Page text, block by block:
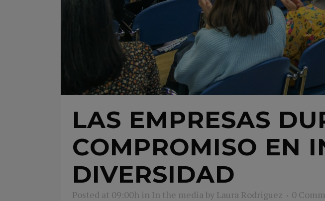
LAS EMPRESAS
COMPROMISO EN
DIVERSIDAD
Posted at 09:00h in In the media by Laura Rodriguez 0